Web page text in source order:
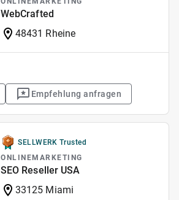
WebCrafted
48431 Rheine
Empfehlung anfragen
SELLWERK Trusted
ONLINEMARKETING
SEO Reseller USA
33125 Miami